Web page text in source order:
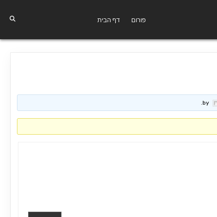
דף הבית פורום
.